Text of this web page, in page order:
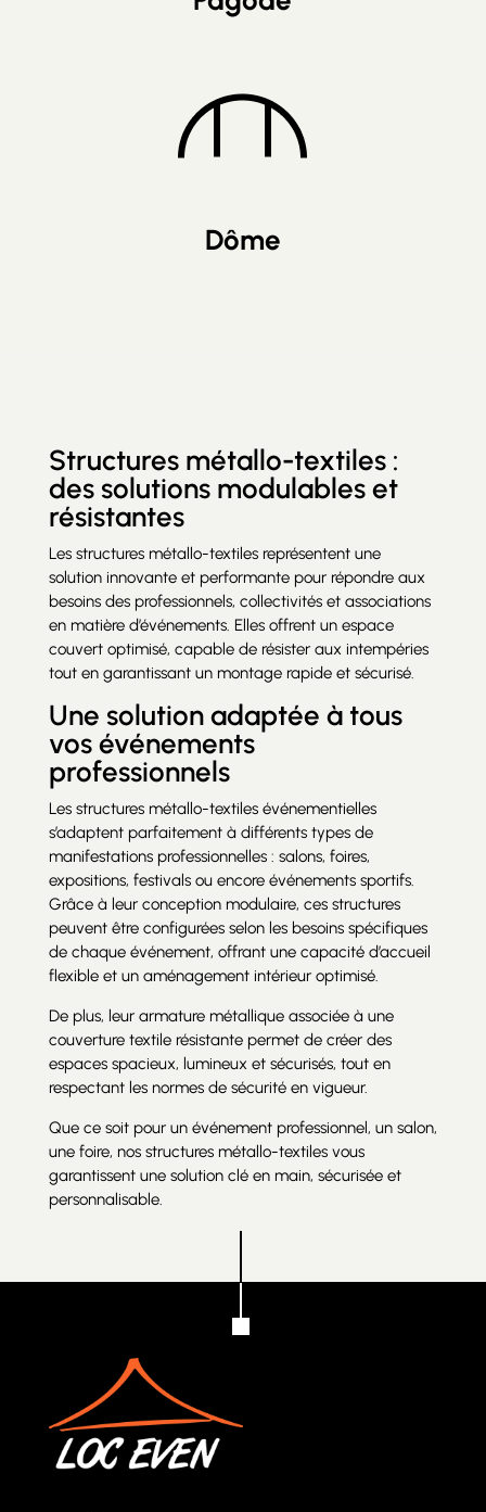
Dôme
Structures métallo-textiles :
des solutions modulables et
résistantes
Les structures métallo-textiles représentent une
solution innovante et performante pour répondre aux
besoins des professionnels, collectivités et associations
en matière d’événements. Elles offrent un espace
couvert optimisé, capable de résister aux intempéries
tout en garantissant un montage rapide et sécurisé.
Une solution adaptée à tous
vos événements
professionnels
Les structures métallo-textiles événementielles
s’adaptent parfaitement à différents types de
manifestations professionnelles : salons, foires,
expositions, festivals ou encore événements sportifs.
Grâce à leur conception modulaire, ces structures
peuvent être configurées selon les besoins spécifiques
de chaque événement, offrant une capacité d’accueil
flexible et un aménagement intérieur optimisé.
De plus, leur armature métallique associée à une
couverture textile résistante permet de créer des
espaces spacieux, lumineux et sécurisés, tout en
respectant les normes de sécurité en vigueur.
Que ce soit pour un événement professionnel, un salon,
une foire, nos structures métallo-textiles vous
garantissent une solution clé en main, sécurisée et
personnalisable.